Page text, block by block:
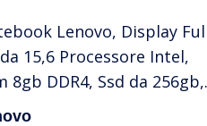
Lenovo, Display
15,6 Processore Intel,
8gb DDR4, Ssd da 256gb,
Webcam, Bluetooth,